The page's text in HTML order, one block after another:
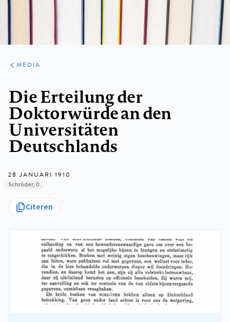
ARTIKELEN
VARIA
MEDIA
Die Erteilung der
Doktorwürde an den
Universitäten
Deutschlands
28 JANUARI 1910
Schröder, O.
Citeren